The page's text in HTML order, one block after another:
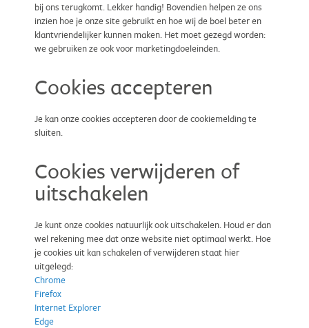
bij ons terugkomt. Lekker handig! Bovendien helpen ze ons
inzien hoe je onze site gebruikt en hoe wij de boel beter en
klantvriendelijker kunnen maken. Het moet gezegd worden:
we gebruiken ze ook voor marketingdoeleinden.
Cookies accepteren
Je kan onze cookies accepteren door de cookiemelding te
sluiten.
Cookies verwijderen of
uitschakelen
Je kunt onze cookies natuurlijk ook uitschakelen. Houd er dan
wel rekening mee dat onze website niet optimaal werkt. Hoe
je cookies uit kan schakelen of verwijderen staat hier
uitgelegd:
Chrome
Firefox
Internet Explorer
Edge